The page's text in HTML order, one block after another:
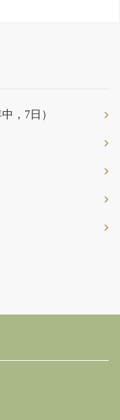
，7日）